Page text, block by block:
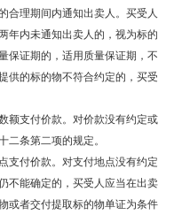
合理期间内通知出卖人。买受人
年内未通知出卖人的，视为标的
保证期的，适用质量保证期，不
供的标的物不符合约定的，买受
额支付价款。对价款没有约定或
二条第二项的规定。
支付价款。对支付地点没有约定
不能确定的，买受人应当在出卖
或者交付提取标的物单证为条件